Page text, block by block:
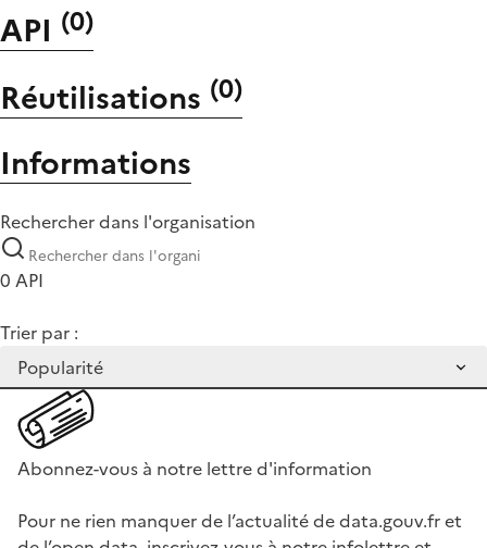
API (0)
Réutilisations (0)
Informations
Rechercher dans l'organisation
0 API
Trier par :
Abonnez-vous à notre lettre d'information
Pour ne rien manquer de l’actualité de data.gouv.fr et